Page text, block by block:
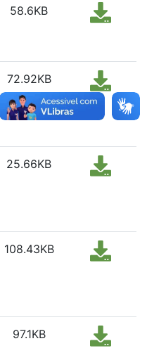
58.6KB
72.92KB
25.66KB
108.43KB
97.1KB